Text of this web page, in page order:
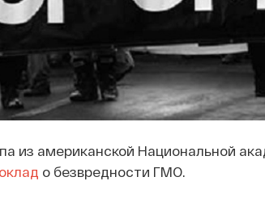
из американской Национальной
о безвредности ГМО.